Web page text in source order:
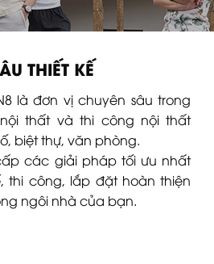
THIẾT KẾ
là đơn vị chuyên sâu trong
thất và thi công nội thất
biệt thự, văn phòng.
các giải pháp tối ưu nhất
thi công, lắp đặt hoàn thiện
ngôi nhà của bạn.